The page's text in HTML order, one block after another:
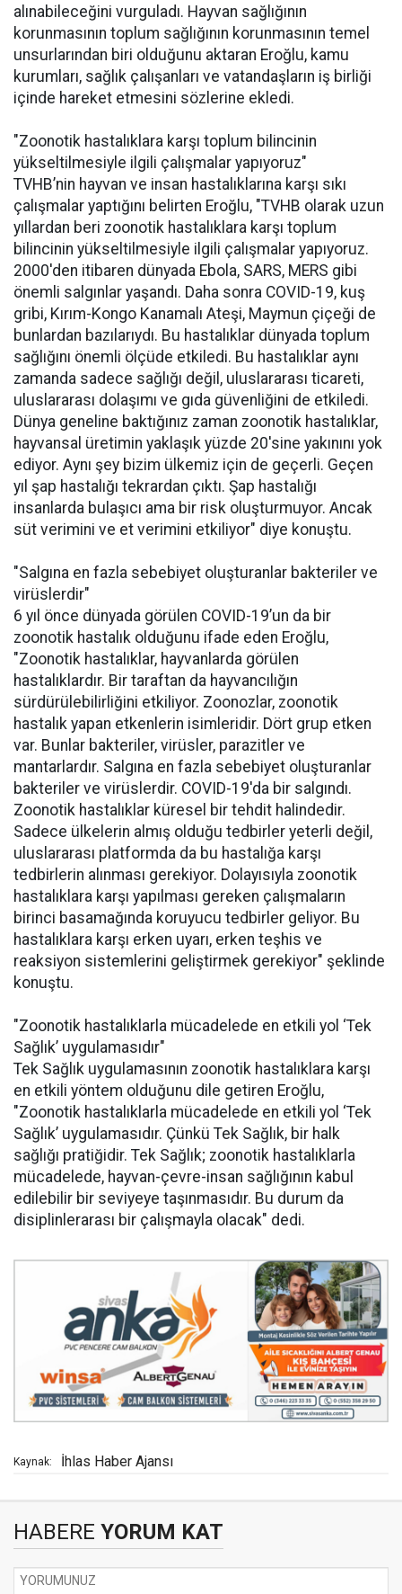
alınabileceğini vurguladı. Hayvan sağlığının
korunmasının toplum sağlığının korunmasının temel
unsurlarından biri olduğunu aktaran Eroğlu, kamu
kurumları, sağlık çalışanları ve vatandaşların iş birliği
içinde hareket etmesini sözlerine ekledi.
"Zoonotik hastalıklara karşı toplum bilincinin
yükseltilmesiyle ilgili çalışmalar yapıyoruz"
TVHB’nin hayvan ve insan hastalıklarına karşı sıkı
çalışmalar yaptığını belirten Eroğlu, "TVHB olarak uzun
yıllardan beri zoonotik hastalıklara karşı toplum
bilincinin yükseltilmesiyle ilgili çalışmalar yapıyoruz.
2000'den itibaren dünyada Ebola, SARS, MERS gibi
önemli salgınlar yaşandı. Daha sonra COVID-19, kuş
gribi, Kırım-Kongo Kanamalı Ateşi, Maymun çiçeği de
bunlardan bazılarıydı. Bu hastalıklar dünyada toplum
sağlığını önemli ölçüde etkiledi. Bu hastalıklar aynı
zamanda sadece sağlığı değil, uluslararası ticareti,
uluslararası dolaşımı ve gıda güvenliğini de etkiledi.
Dünya geneline baktığınız zaman zoonotik hastalıklar,
hayvansal üretimin yaklaşık yüzde 20'sine yakınını yok
ediyor. Aynı şey bizim ülkemiz için de geçerli. Geçen
yıl şap hastalığı tekrardan çıktı. Şap hastalığı
insanlarda bulaşıcı ama bir risk oluşturmuyor. Ancak
süt verimini ve et verimini etkiliyor" diye konuştu.
"Salgına en fazla sebebiyet oluşturanlar bakteriler ve
virüslerdir"
6 yıl önce dünyada görülen COVID-19’un da bir
zoonotik hastalık olduğunu ifade eden Eroğlu,
"Zoonotik hastalıklar, hayvanlarda görülen
hastalıklardır. Bir taraftan da hayvancılığın
sürdürülebilirliğini etkiliyor. Zoonozlar, zoonotik
hastalık yapan etkenlerin isimleridir. Dört grup etken
var. Bunlar bakteriler, virüsler, parazitler ve
mantarlardır. Salgına en fazla sebebiyet oluşturanlar
bakteriler ve virüslerdir. COVID-19'da bir salgındı.
Zoonotik hastalıklar küresel bir tehdit halindedir.
Sadece ülkelerin almış olduğu tedbirler yeterli değil,
uluslararası platformda da bu hastalığa karşı
tedbirlerin alınması gerekiyor. Dolayısıyla zoonotik
hastalıklara karşı yapılması gereken çalışmaların
birinci basamağında koruyucu tedbirler geliyor. Bu
hastalıklara karşı erken uyarı, erken teşhis ve
reaksiyon sistemlerini geliştirmek gerekiyor" şeklinde
konuştu.
"Zoonotik hastalıklarla mücadelede en etkili yol ‘Tek
Sağlık’ uygulamasıdır"
Tek Sağlık uygulamasının zoonotik hastalıklara karşı
en etkili yöntem olduğunu dile getiren Eroğlu,
"Zoonotik hastalıklarla mücadelede en etkili yol ‘Tek
Sağlık’ uygulamasıdır. Çünkü Tek Sağlık, bir halk
sağlığı pratiğidir. Tek Sağlık; zoonotik hastalıklarla
mücadelede, hayvan-çevre-insan sağlığının kabul
edilebilir bir seviyeye taşınmasıdır. Bu durum da
disiplinlerarası bir çalışmayla olacak" dedi.
Kaynak: İhlas Haber Ajansı
HABERE YORUM KAT